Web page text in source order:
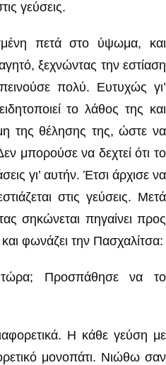
γεύσεις.
πετά στο ύψωμα, και
ξεχνώντας την εστίαση
πολύ. Ευτυχώς γι’
το λάθος της και
της θέλησης της, ώστε να
μπορούσε να δεχτεί ότι το
γι’ αυτήν. Έτσι άρχισε να
στις γεύσεις. Μετά
σηκώνεται πηγαίνει προς
φωνάζει την Πασχαλίτσα:
Προσπάθησε να το
Η κάθε γεύση με
μονοπάτι. Νιώθω σαν